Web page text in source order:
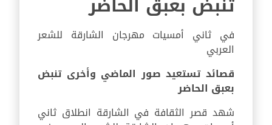
في ثاني أمسيات مهرجان الشارقة للشعر
العربي
قصائد تستعيد صور الماضي وأخرى تنبض
بعبق الحاضر
شهد قصر الثقافة في الشارقة انطلاق ثاني